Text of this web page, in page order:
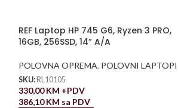
REF Laptop HP 745 G6, Ryzen 3 PRO,
16GB, 256SSD, 14” A/A
POLOVNA OPREMA, POLOVNI LAPTOPI
SKU: RL10105
330,00KM +PDV
386,10KM sa PDV